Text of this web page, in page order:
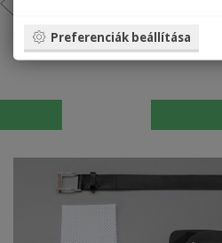
Fa fülbevaló
Hozzáadás a
Preferenciák beállítása